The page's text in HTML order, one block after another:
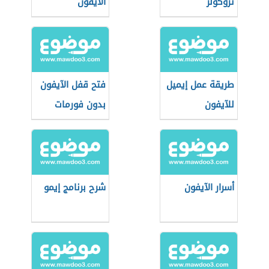
طريقة عمل إيميل
للآيفون
فتح قفل الآيفون
بدون فورمات
أسرار الآيفون شرح برنامج إيمو